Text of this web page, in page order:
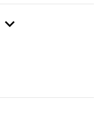
expand_more